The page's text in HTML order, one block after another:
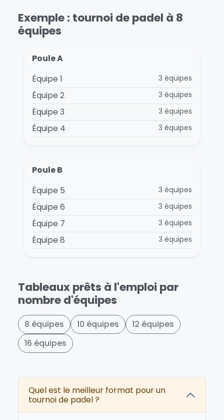
Exemple : tournoi de padel à 8
équipes
Poule A
Équipe 1
3 équipes
Équipe 2 3 équipes
Équipe 3 3 équipes
Équipe 4 3 équipes
Poule B
Équipe 5
3 équipes
Équipe 6 3 équipes
Équipe 7 3 équipes
Équipe 8 3 équipes
Tableaux prêts à l'emploi par
nombre d'équipes
8 équipes 10 équipes
12 équipes
16 équipes
Quel est le meilleur format pour un
tournoi de padel ?